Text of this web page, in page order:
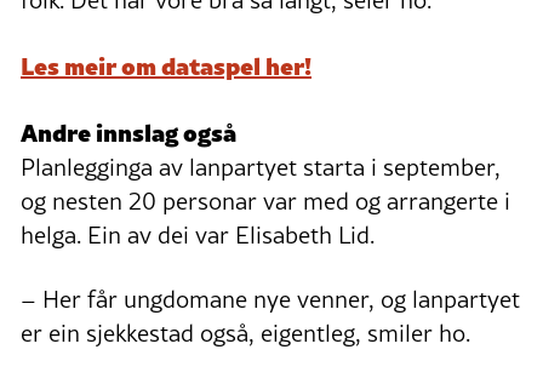
Les meir om dataspel her!
Andre innslag også
Planlegginga av lanpartyet starta i september,
og nesten 20 personar var med og arrangerte i
helga. Ein av dei var Elisabeth Lid.
– Her får ungdomane nye venner, og lanpartyet
er ein sjekkestad også, eigentleg, smiler ho.